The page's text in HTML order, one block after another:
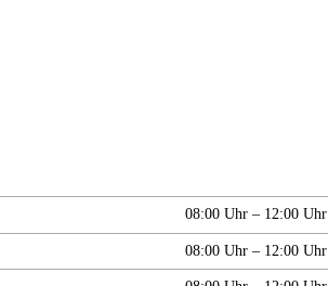
08:00 Uhr – 12:00 Uhr
08:00 Uhr – 12:00 Uhr